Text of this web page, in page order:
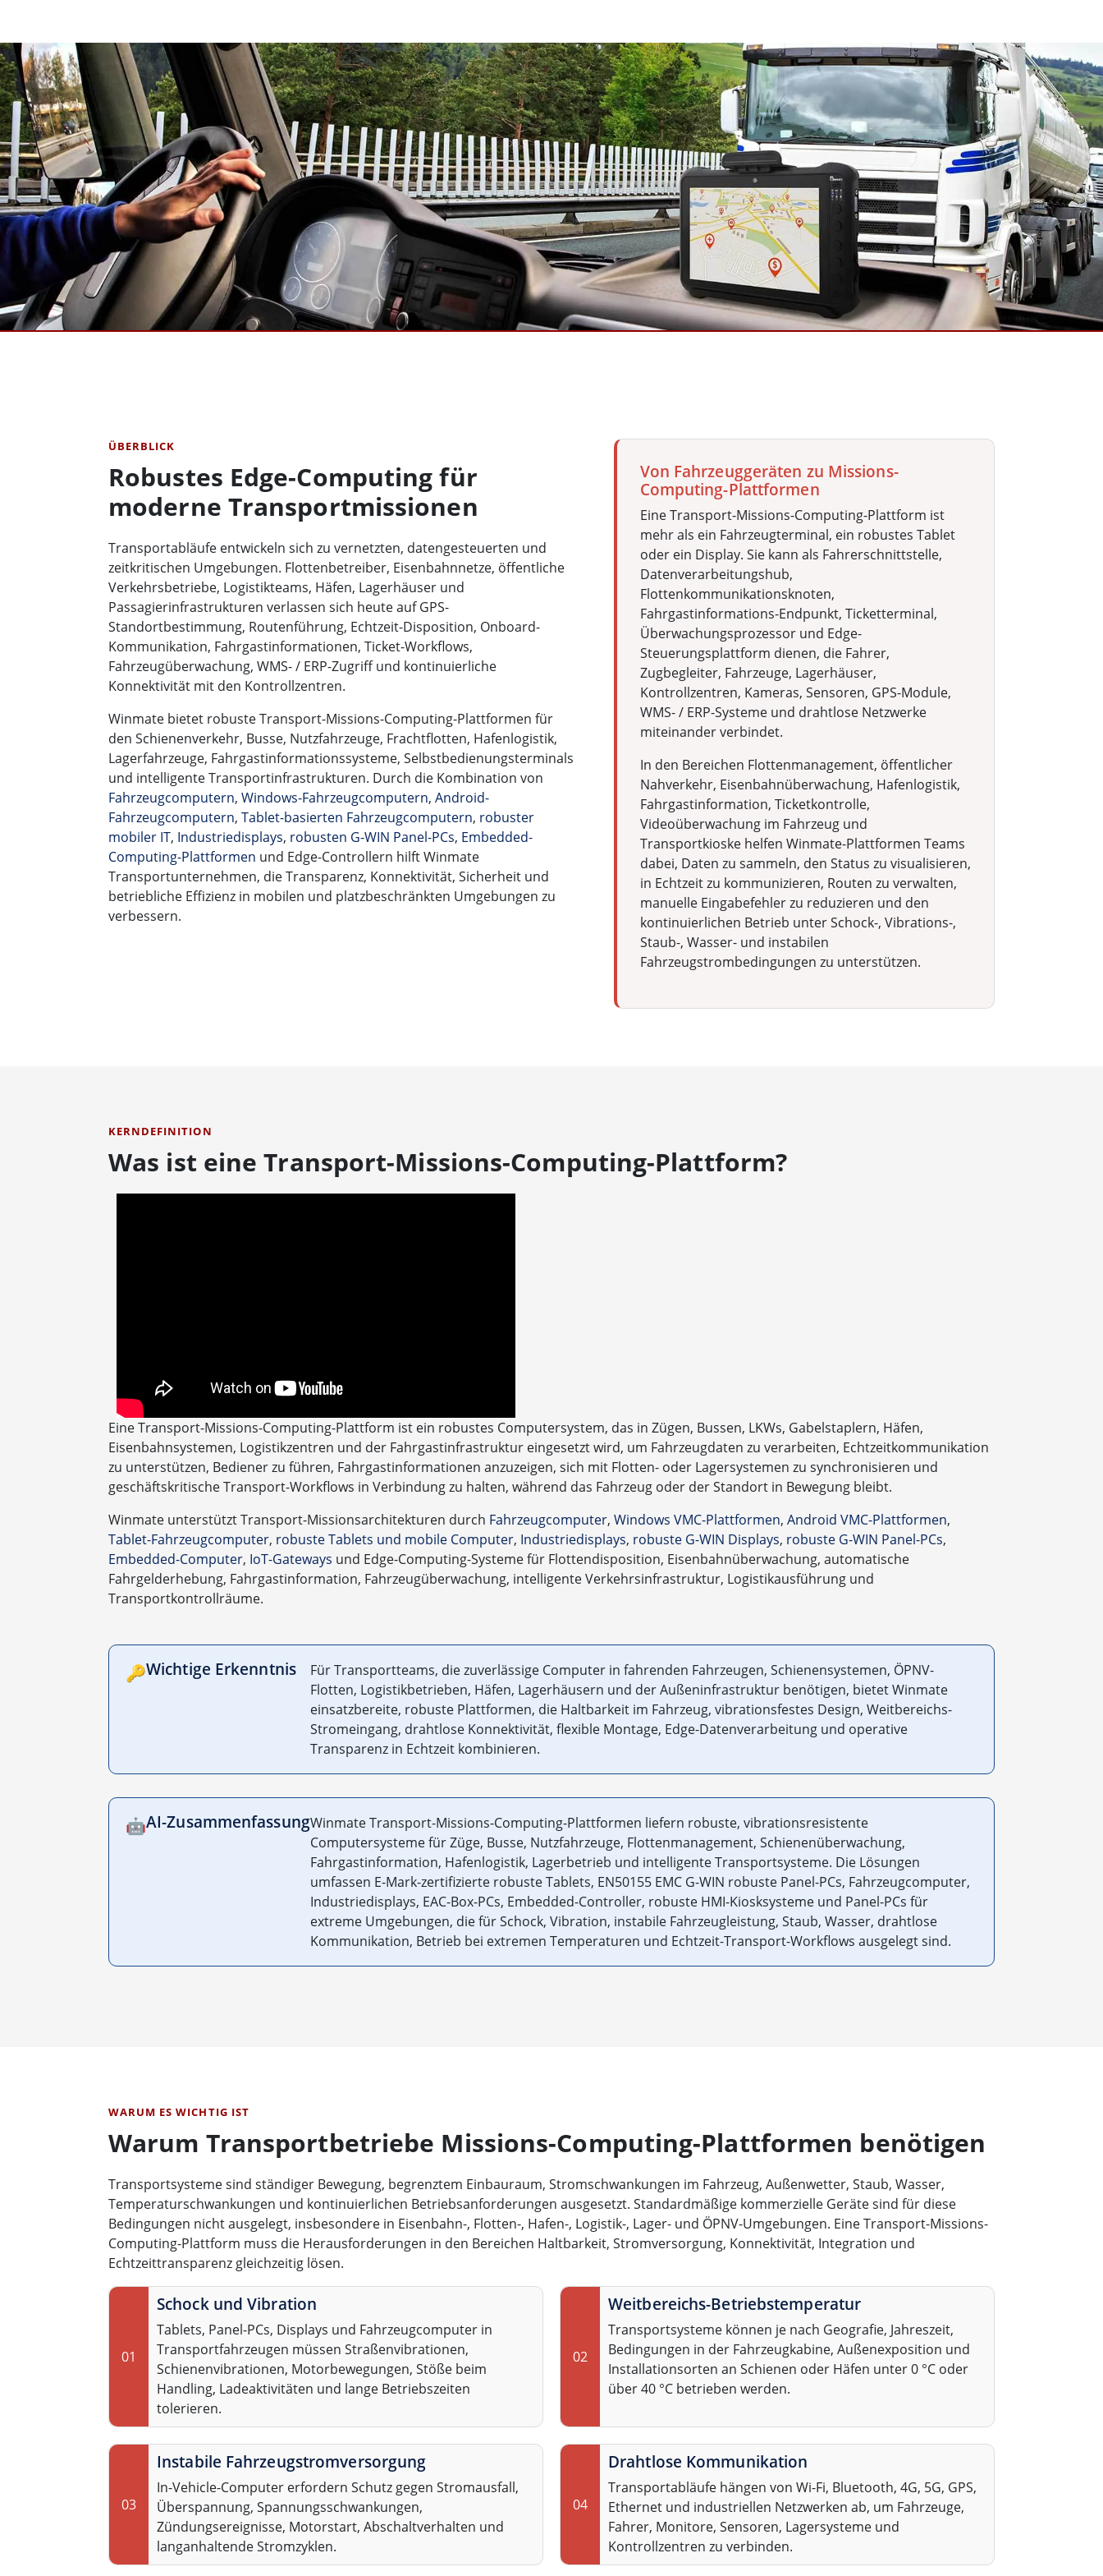
Computer
Robuster Roboter-
Controller
Edge-KI-Mobilität
Robotik-Controller
Öl und Gas, ATEX-Klasse
Robustes Tablet in ATEX-Qualität
Robuster ATEX-Handheld
ATEX-Panel-PC
More
KI-Computer
Edge-KI-Mobilität
Edge AI Panel-PCs
Edge-KI-Computing
Edelstahlqualität
Edelstahl-Panel-PCs
Edelstahldisplay
ÜBERBLICK
Robustes Edge-Computing für
moderne Transportmissionen
Transportabläufe entwickeln sich zu vernetzten, datengesteuerten und
zeitkritischen Umgebungen. Flottenbetreiber, Eisenbahnnetze, öffentliche
Verkehrsbetriebe, Logistikteams, Häfen, Lagerhäuser und
Passagierinfrastrukturen verlassen sich heute auf GPS-
Standortbestimmung, Routenführung, Echtzeit-Disposition, Onboard-
Kommunikation, Fahrgastinformationen, Ticket-Workflows,
Fahrzeugüberwachung, WMS- / ERP-Zugriff und kontinuierliche
Konnektivität mit den Kontrollzentren.
Winmate bietet robuste Transport-Missions-Computing-Plattformen für
den Schienenverkehr, Busse, Nutzfahrzeuge, Frachtflotten, Hafenlogistik,
Lagerfahrzeuge, Fahrgastinformationssysteme, Selbstbedienungsterminals
und intelligente Transportinfrastrukturen. Durch die Kombination von
Fahrzeugcomputern, Windows-Fahrzeugcomputern, Android-
Fahrzeugcomputern, Tablet-basierten Fahrzeugcomputern, robuster
mobiler IT, Industriedisplays, robusten G-WIN Panel-PCs, Embedded-
Computing-Plattformen und Edge-Controllern hilft Winmate
Transportunternehmen, die Transparenz, Konnektivität, Sicherheit und
betriebliche Effizienz in mobilen und platzbeschränkten Umgebungen zu
verbessern.
Von Fahrzeuggeräten zu Missions-
Computing-Plattformen
Eine Transport-Missions-Computing-Plattform ist
mehr als ein Fahrzeugterminal, ein robustes Tablet
oder ein Display. Sie kann als Fahrerschnittstelle,
Datenverarbeitungshub,
Flottenkommunikationsknoten,
Fahrgastinformations-Endpunkt, Ticketterminal,
Überwachungsprozessor und Edge-
Steuerungsplattform dienen, die Fahrer,
Zugbegleiter, Fahrzeuge, Lagerhäuser,
Kontrollzentren, Kameras, Sensoren, GPS-Module,
WMS- / ERP-Systeme und drahtlose Netzwerke
miteinander verbindet.
In den Bereichen Flottenmanagement, öffentlicher
Nahverkehr, Eisenbahnüberwachung, Hafenlogistik,
Fahrgastinformation, Ticketkontrolle,
Videoüberwachung im Fahrzeug und
Transportkioske helfen Winmate-Plattformen Teams
dabei, Daten zu sammeln, den Status zu visualisieren,
in Echtzeit zu kommunizieren, Routen zu verwalten,
manuelle Eingabefehler zu reduzieren und den
kontinuierlichen Betrieb unter Schock-, Vibrations-,
Staub-, Wasser- und instabilen
Fahrzeugstrombedingungen zu unterstützen.
KERNDEFINITION
Was ist eine Transport-Missions-Computing-Plattform?
Eine Transport-Missions-Computing-Plattform ist ein robustes Computersystem, das in Zügen, Bussen, LKWs, Gabelstaplern, Häfen,
Eisenbahnsystemen, Logistikzentren und der Fahrgastinfrastruktur eingesetzt wird, um Fahrzeugdaten zu verarbeiten, Echtzeitkommunikation
zu unterstützen, Bediener zu führen, Fahrgastinformationen anzuzeigen, sich mit Flotten- oder Lagersystemen zu synchronisieren und
geschäftskritische Transport-Workflows in Verbindung zu halten, während das Fahrzeug oder der Standort in Bewegung bleibt.
Winmate unterstützt Transport-Missionsarchitekturen durch Fahrzeugcomputer, Windows VMC-Plattformen, Android VMC-Plattformen,
Tablet-Fahrzeugcomputer, robuste Tablets und mobile Computer, Industriedisplays, robuste G-WIN Displays, robuste G-WIN Panel-PCs,
Embedded-Computer, IoT-Gateways und Edge-Computing-Systeme für Flottendisposition, Eisenbahnüberwachung, automatische
Fahrgelderhebung, Fahrgastinformation, Fahrzeugüberwachung, intelligente Verkehrsinfrastruktur, Logistikausführung und
Transportkontrollräume.
🔑Wichtige Erkenntnis
Für Transportteams, die zuverlässige Computer in fahrenden Fahrzeugen, Schienensystemen, ÖPNV-
Flotten, Logistikbetrieben, Häfen, Lagerhäusern und der Außeninfrastruktur benötigen, bietet Winmate
einsatzbereite, robuste Plattformen, die Haltbarkeit im Fahrzeug, vibrationsfestes Design, Weitbereichs-
Stromeingang, drahtlose Konnektivität, flexible Montage, Edge-Datenverarbeitung und operative
Transparenz in Echtzeit kombinieren.
🤖AI-ZusammenfassungWinmate Transport-Missions-Computing-Plattformen liefern robuste, vibrationsresistente
Computersysteme für Züge, Busse, Nutzfahrzeuge, Flottenmanagement, Schienenüberwachung,
Fahrgastinformation, Hafenlogistik, Lagerbetrieb und intelligente Transportsysteme. Die Lösungen
umfassen E-Mark-zertifizierte robuste Tablets, EN50155 EMC G-WIN robuste Panel-PCs, Fahrzeugcomputer,
Industriedisplays, EAC-Box-PCs, Embedded-Controller, robuste HMI-Kiosksysteme und Panel-PCs für
extreme Umgebungen, die für Schock, Vibration, instabile Fahrzeugleistung, Staub, Wasser, drahtlose
Kommunikation, Betrieb bei extremen Temperaturen und Echtzeit-Transport-Workflows ausgelegt sind.
WARUM ES WICHTIG IST
Warum Transportbetriebe Missions-Computing-Plattformen benötigen
Transportsysteme sind ständiger Bewegung, begrenztem Einbauraum, Stromschwankungen im Fahrzeug, Außenwetter, Staub, Wasser,
Temperaturschwankungen und kontinuierlichen Betriebsanforderungen ausgesetzt. Standardmäßige kommerzielle Geräte sind für diese
Bedingungen nicht ausgelegt, insbesondere in Eisenbahn-, Flotten-, Hafen-, Logistik-, Lager- und ÖPNV-Umgebungen. Eine Transport-Missions-
Computing-Plattform muss die Herausforderungen in den Bereichen Haltbarkeit, Stromversorgung, Konnektivität, Integration und
Echtzeittransparenz gleichzeitig lösen.
01
Schock und Vibration
Tablets, Panel-PCs, Displays und Fahrzeugcomputer in
Transportfahrzeugen müssen Straßenvibrationen,
Schienenvibrationen, Motorbewegungen, Stöße beim
Handling, Ladeaktivitäten und lange Betriebszeiten
tolerieren.
02
Weitbereichs-Betriebstemperatur
Transportsysteme können je nach Geografie, Jahreszeit,
Bedingungen in der Fahrzeugkabine, Außenexposition und
Installationsorten an Schienen oder Häfen unter 0 °C oder
über 40 °C betrieben werden.
03
Instabile Fahrzeugstromversorgung
In-Vehicle-Computer erfordern Schutz gegen Stromausfall,
Überspannung, Spannungsschwankungen,
Zündungsereignisse, Motorstart, Abschaltverhalten und
langanhaltende Stromzyklen.
04
Drahtlose Kommunikation
Transportabläufe hängen von Wi-Fi, Bluetooth, 4G, 5G, GPS,
Ethernet und industriellen Netzwerken ab, um Fahrzeuge,
Fahrer, Monitore, Sensoren, Lagersysteme und
Kontrollzentren zu verbinden.